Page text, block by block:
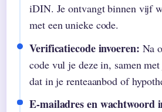
iDIN. Je ontvangt binnen vijf
met een unieke code.
Verificatiecode invoeren: Na
code vul je deze in, samen
dat in je renteaanbod of
E-mailadres en wachtwoord